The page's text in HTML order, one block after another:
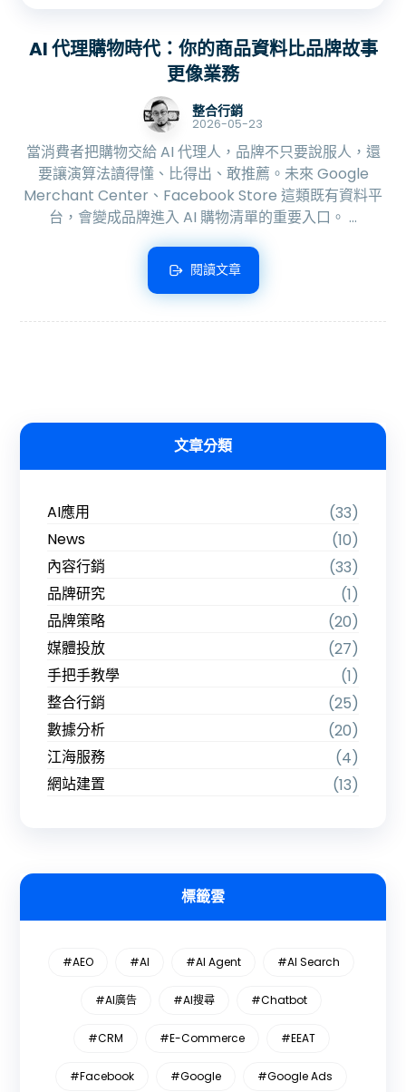
AI 代理購物時代：你的商品資料比品牌故事
更像業務
整合行銷
2026-05-23
當消費者把購物交給 AI 代理人，品牌不只要說服人，還
要讓演算法讀得懂、比得出、敢推薦。未來 Google
Merchant Center、Facebook Store 這類既有資料平
台，會變成品牌進入 AI 購物清單的重要入口。 ...
閱讀文章
文章分類
AI應用
(33)
News
(10)
內容行銷
(33)
品牌研究
(1)
品牌策略
(20)
媒體投放
(27)
手把手教學
(1)
整合行銷
(25)
數據分析
(20)
江海服務
(4)
網站建置
(13)
標籤雲
#AEO #AI #AI Agent #AI Search
#AI廣告 #AI搜尋 #Chatbot
#CRM #E-Commerce #EEAT
#Facebook #Google #Google Ads